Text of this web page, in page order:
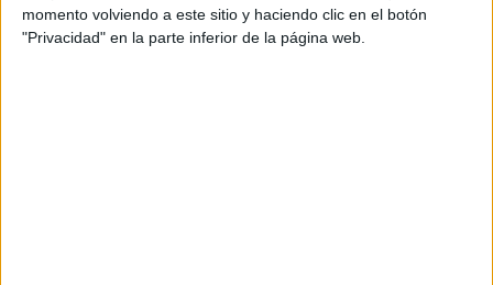
momento volviendo a este sitio y haciendo clic en el botón
"Privacidad" en la parte inferior de la página web.